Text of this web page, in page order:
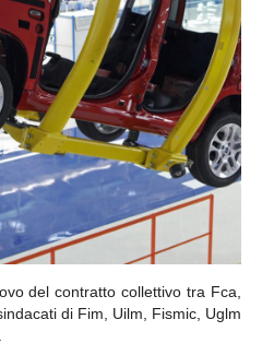
del contratto collettivo tra Fca,
di Fim, Uilm, Fismic, Uglm